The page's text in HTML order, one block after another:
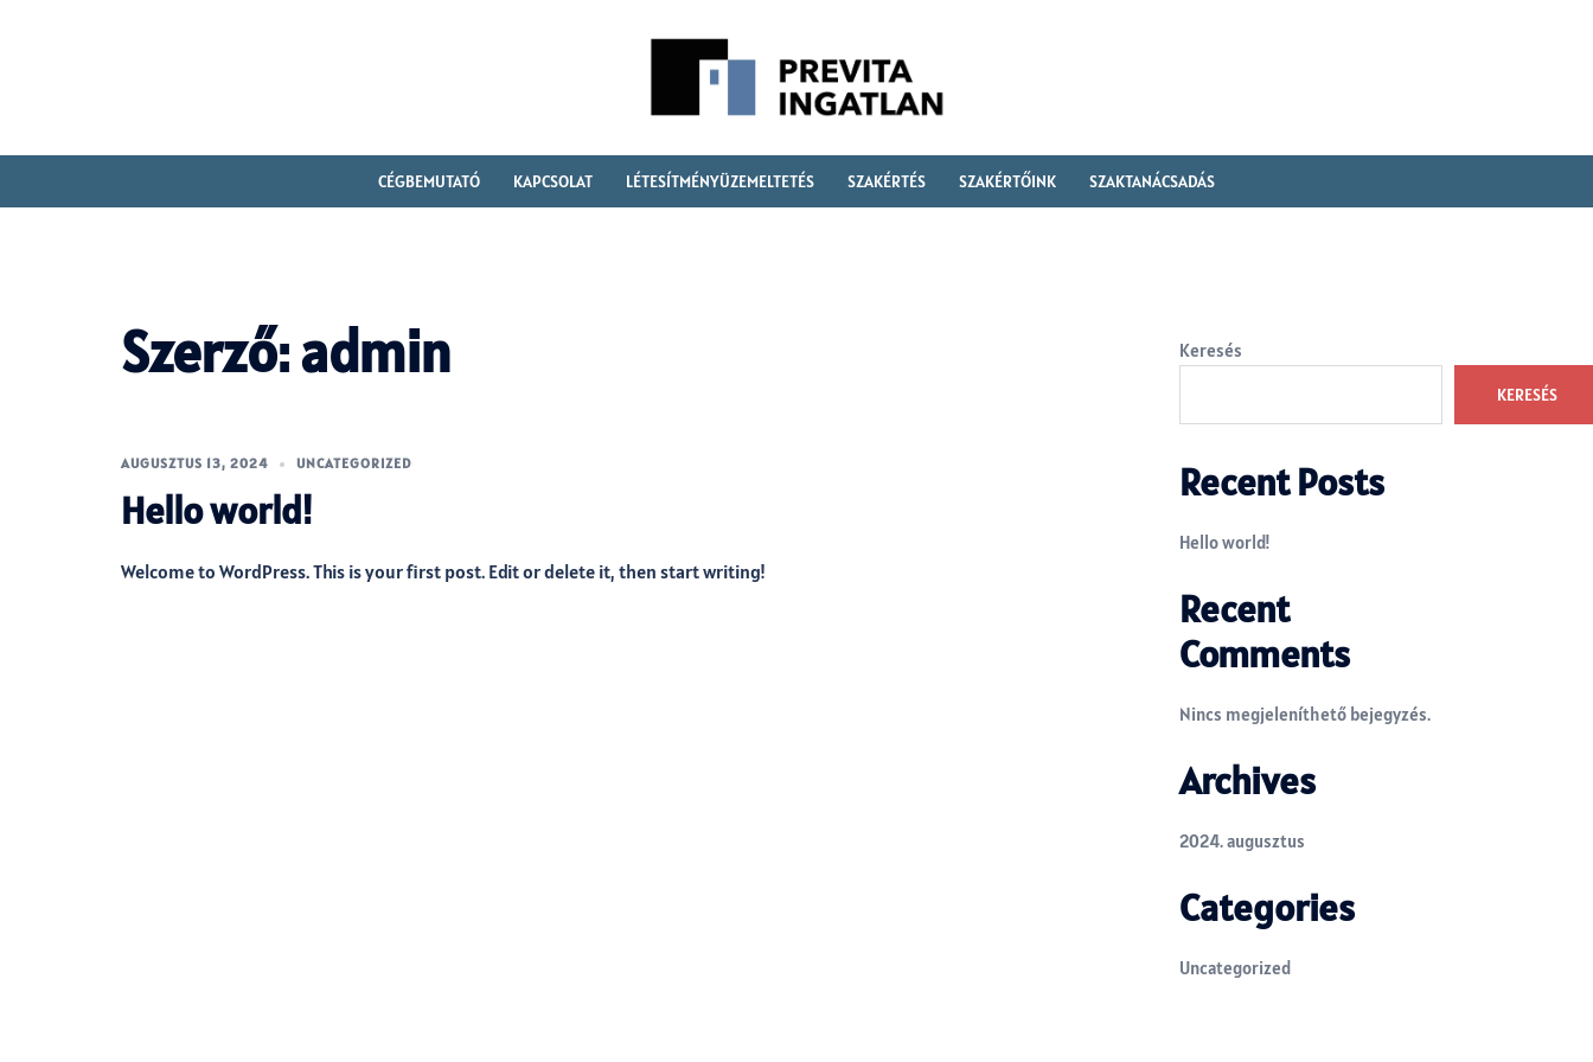
CÉGBEMUTATÓ KAPCSOLAT LÉTESÍTMÉNYÜZEMELTETÉS SZAKÉRTÉS SZAKÉRTŐINK SZAKTANÁCSADÁS
Szerző:admin
AUGUSZTUS 13, 2024 UNCATEGORIZED
Hello world!
Welcome to WordPress. This is your first post. Edit or delete it, then start writing!
Keresés
KERESÉS
Recent Posts
Hello world!
Recent
Comments
Nincs megjeleníthető bejegyzés.
Archives
2024. augusztus
Categories
Uncategorized